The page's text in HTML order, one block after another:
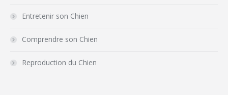
Entretenir son Chien
Comprendre son Chien
Reproduction du Chien